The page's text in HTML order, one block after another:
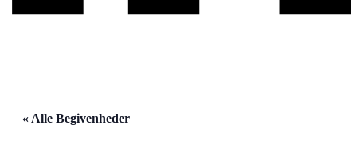
« Alle Begivenheder